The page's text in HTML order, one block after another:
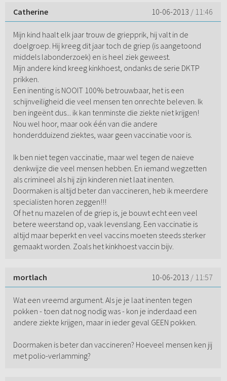
Catherine 10-06-2013 / 11:46
Mijn kind haalt elk jaar trouw de griepprik, hij valt in de
doelgroep. Hij kreeg dit jaar toch de griep (is aangetoond
middels labonderzoek) en is heel ziek geweest.
Mijn andere kind kreeg kinkhoest, ondanks de serie DKTP
prikken.
Een inenting is NOOIT 100% betrouwbaar, het is een
schijnveiligheid die veel mensen ten onrechte beleven. Ik
ben ingeënt dus... ik kan tenminste die ziekte niet krijgen!
Nou wel hoor, maar ook één van die andere
honderdduizend ziektes, waar geen vaccinatie voor is.
Ik ben niet tegen vaccinatie, maar wel tegen de naieve
denkwijze die veel mensen hebben. En iemand wegzetten
als crimineel als hij zijn kinderen niet laat inenten.
Doormaken is altijd beter dan vaccineren, heb ik meerdere
specialisten horen zeggen!!!
Of het nu mazelen of de griep is, je bouwt echt een veel
betere weerstand op, vaak levenslang. Een vaccinatie is
altijd maar beperkt en veel vaccins moeten steeds sterker
gemaakt worden. Zoals het kinkhoest vaccin bijv.
mortlach 10-06-2013 / 11:57
Wat een vreemd argument. Als je je laat inenten tegen
pokken - toen dat nog nodig was - kon je inderdaad een
andere ziekte krijgen, maar in ieder geval GEEN pokken.
Doormaken is beter dan vaccineren? Hoeveel mensen ken jij
met polio-verlamming?